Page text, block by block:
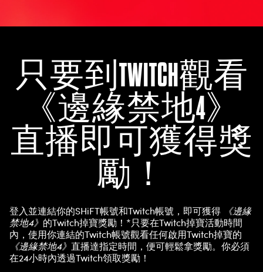
只要到TWITCH觀看
《邊緣禁地4》
直播即可獲得獎
勵！
登入並連結你的SHiFT帳號和Twitch帳號，即可獲得
《邊緣
禁地4》 的Twitch掉寶獎勵！*只要在Twitch掉寶活動時間
內，使用你連結的Twitch帳號觀看任何啟用Twitch掉寶的
《邊緣禁地4》 直播達指定時間，便可輕鬆拿獎勵。你必須
在24小時內透過Twitch領取獎勵！